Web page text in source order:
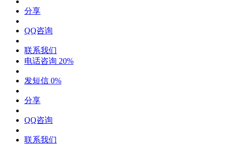
分享
QQ咨询
联系我们
电话咨询 20%
发短信 0%
分享
QQ咨询
联系我们